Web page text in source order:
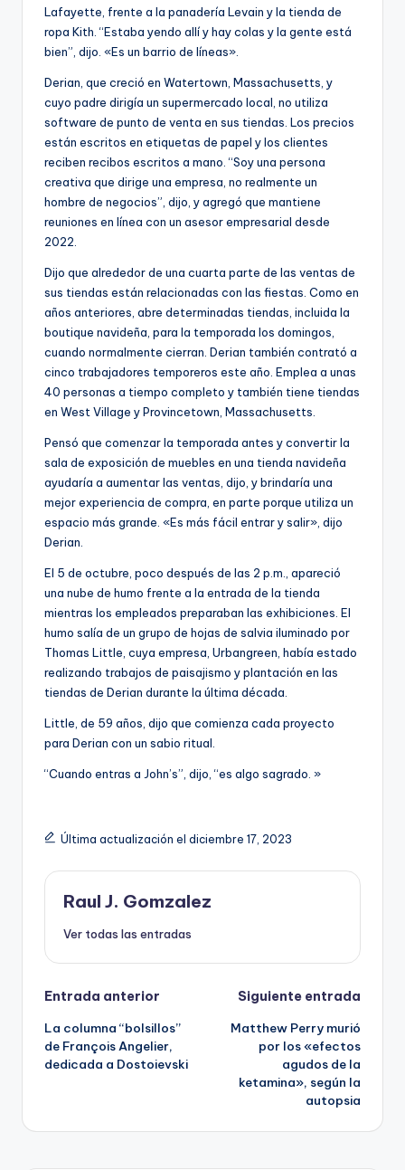
Lafayette, frente a la panadería Levain y la tienda de
ropa Kith. “Estaba yendo allí y hay colas y la gente está
bien”, dijo. «Es un barrio de líneas».
Derian, que creció en Watertown, Massachusetts, y
cuyo padre dirigía un supermercado local, no utiliza
software de punto de venta en sus tiendas. Los precios
están escritos en etiquetas de papel y los clientes
reciben recibos escritos a mano. “Soy una persona
creativa que dirige una empresa, no realmente un
hombre de negocios”, dijo, y agregó que mantiene
reuniones en línea con un asesor empresarial desde
2022.
Dijo que alrededor de una cuarta parte de las ventas de
sus tiendas están relacionadas con las fiestas. Como en
años anteriores, abre determinadas tiendas, incluida la
boutique navideña, para la temporada los domingos,
cuando normalmente cierran. Derian también contrató a
cinco trabajadores temporeros este año. Emplea a unas
40 personas a tiempo completo y también tiene tiendas
en West Village y Provincetown, Massachusetts.
Pensó que comenzar la temporada antes y convertir la
sala de exposición de muebles en una tienda navideña
ayudaría a aumentar las ventas, dijo, y brindaría una
mejor experiencia de compra, en parte porque utiliza un
espacio más grande. «Es más fácil entrar y salir», dijo
Derian.
El 5 de octubre, poco después de las 2 p.m., apareció
una nube de humo frente a la entrada de la tienda
mientras los empleados preparaban las exhibiciones. El
humo salía de un grupo de hojas de salvia iluminado por
Thomas Little, cuya empresa, Urbangreen, había estado
realizando trabajos de paisajismo y plantación en las
tiendas de Derian durante la última década.
Little, de 59 años, dijo que comienza cada proyecto
para Derian con un sabio ritual.
“Cuando entras a John’s”, dijo, “es algo sagrado. »
Última actualización el diciembre 17, 2023
Raul J. Gomzalez
Ver todas las entradas
Navegación
de
entradas
Entrada anterior
La columna “bolsillos”
de François Angelier,
dedicada a Dostoievski
Siguiente entrada
Matthew Perry murió
por los «efectos
agudos de la
ketamina», según la
autopsia